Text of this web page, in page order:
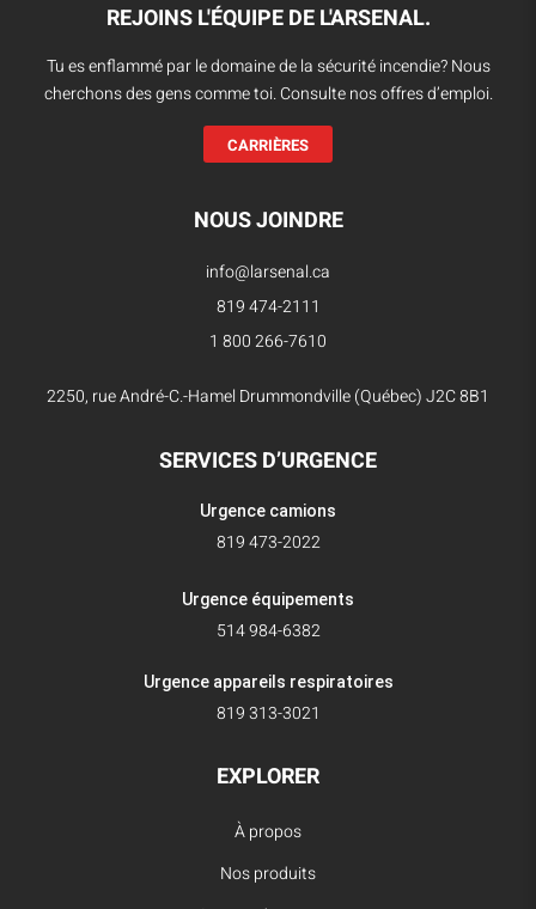
REJOINS L'ÉQUIPE DE L'ARSENAL.
Tu es enflammé par le domaine de la sécurité incendie? Nous
cherchons des gens comme toi. Consulte nos offres d’emploi.
CARRIÈRES
NOUS JOINDRE
info@larsenal.ca
819 474-2111
1 800 266-7610
2250, rue André-C.-Hamel Drummondville (Québec) J2C 8B1
SERVICES D’URGENCE
Urgence camions
819 473-2022
Urgence équipements
514 984-6382
Urgence appareils respiratoires
819 313-3021
EXPLORER
À propos
Nos produits